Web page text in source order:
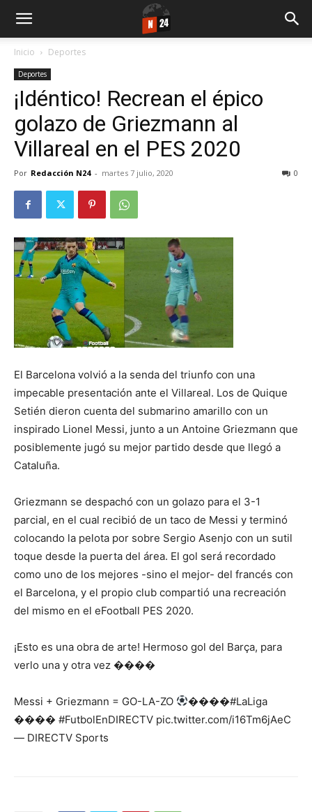
Inicio Deportes
Deportes
¡Idéntico! Recrean el épico
golazo de Griezmann al
Villareal en el PES 2020
Por Redacción N24 - martes 7 julio, 2020 0
El Barcelona volvió a la senda del triunfo con una
impecable presentación ante el Villareal. Los de Quique
Setién dieron cuenta del submarino amarillo con un
inspirado Lionel Messi, junto a un Antoine Griezmann que
posiblemente jugó su mejor partido desde que llegó a
Cataluña.
Griezmann se despachó con un golazo para el 3-1
parcial, en el cual recibió de un taco de Messi y terminó
colocando la pelota por sobre Sergio Asenjo con un sutil
toque desde la puerta del área. El gol será recordado
como uno de los mejores -sino el mejor- del francés con
el Barcelona, y el propio club compartió una recreación
del mismo en el eFootball PES 2020.
¡Esto es una obra de arte! Hermoso gol del Barça, para
verlo una y otra vez ����
Messi + Griezmann = GO-LA-ZO
����#LaLiga
���� #FutbolEnDIRECTV pic.twitter.com/i16Tm6jAeC
— DIRECTV Sports